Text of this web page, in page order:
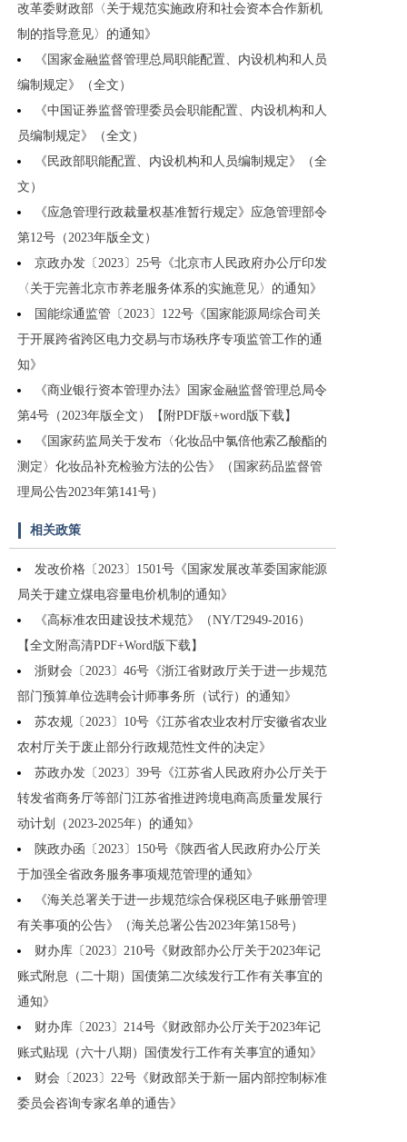
改革委财政部〈关于规范实施政府和社会资本合作新机
制的指导意见〉的通知》
《国家金融监督管理总局职能配置、内设机构和人员
编制规定》（全文）
《中国证券监督管理委员会职能配置、内设机构和人
员编制规定》（全文）
《民政部职能配置、内设机构和人员编制规定》（全
文）
《应急管理行政裁量权基准暂行规定》应急管理部令
第12号（2023年版全文）
京政办发〔2023〕25号《北京市人民政府办公厅印发
〈关于完善北京市养老服务体系的实施意见〉的通知》
国能综通监管〔2023〕122号《国家能源局综合司关
于开展跨省跨区电力交易与市场秩序专项监管工作的通
知》
《商业银行资本管理办法》国家金融监督管理总局令
第4号（2023年版全文）【附PDF版+word版下载】
《国家药监局关于发布〈化妆品中氯倍他索乙酸酯的
测定〉化妆品补充检验方法的公告》（国家药品监督管
理局公告2023年第141号）
相关政策
发改价格〔2023〕1501号《国家发展改革委国家能源
局关于建立煤电容量电价机制的通知》
《高标准农田建设技术规范》（NY/T2949-2016）
【全文附高清PDF+Word版下载】
浙财会〔2023〕46号《浙江省财政厅关于进一步规范
部门预算单位选聘会计师事务所（试行）的通知》
苏农规〔2023〕10号《江苏省农业农村厅安徽省农业
农村厅关于废止部分行政规范性文件的决定》
苏政办发〔2023〕39号《江苏省人民政府办公厅关于
转发省商务厅等部门江苏省推进跨境电商高质量发展行
动计划（2023-2025年）的通知》
陕政办函〔2023〕150号《陕西省人民政府办公厅关
于加强全省政务服务事项规范管理的通知》
《海关总署关于进一步规范综合保税区电子账册管理
有关事项的公告》（海关总署公告2023年第158号）
财办库〔2023〕210号《财政部办公厅关于2023年记
账式附息（二十期）国债第二次续发行工作有关事宜的
通知》
财办库〔2023〕214号《财政部办公厅关于2023年记
账式贴现（六十八期）国债发行工作有关事宜的通知》
财会〔2023〕22号《财政部关于新一届内部控制标准
委员会咨询专家名单的通告》